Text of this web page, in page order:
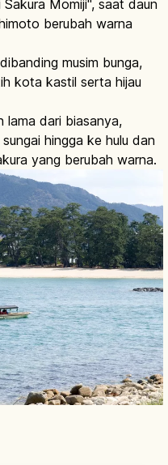
Momiji", saat daun
berubah warna
musim bunga,
kota kastil serta hijau
lama dari biasanya,
hingga ke hulu dan
yang berubah warna.